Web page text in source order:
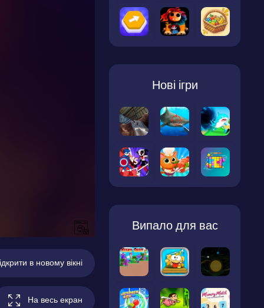
в новому вікні
На весь екран
Нові ігри
Випало для вас